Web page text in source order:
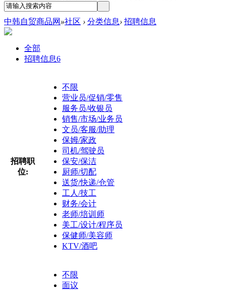
中韩自贸商品网 »社区 › 分类信息› 招聘信息
全部
招聘信息6
招聘职
位:
不限
营业员/促销/零售
服务员/收银员
销售/市场/业务员
文员/客服/助理
保姆/家政
司机/驾驶员
保安/保洁
厨师/切配
送货/快递/仓管
工人/技工
财务/会计
老师/培训师
美工/设计/程序员
保健师/美容师
KTV/酒吧
不限
面议